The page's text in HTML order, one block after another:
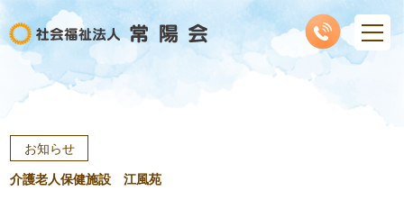
お知らせ
介護老人保健施設 江風苑